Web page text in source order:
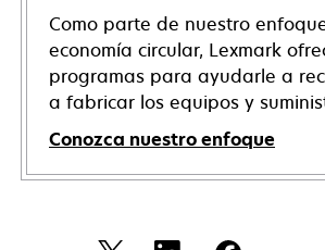
Como parte de nuestro
economía circular, Lexmark
programas para ayudarle a
a fabricar los equipos y
Conozca nuestro enfoque